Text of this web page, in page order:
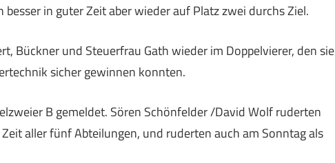
in guter Zeit aber wieder auf Platz zwei durchs Ziel.
Bückner und Steuerfrau Gath wieder im Doppelvierer, den sie
sicher gewinnen konnten.
B gemeldet. Sören Schönfelder /David Wolf ruderten
aller fünf Abteilungen, und ruderten auch am Sonntag als